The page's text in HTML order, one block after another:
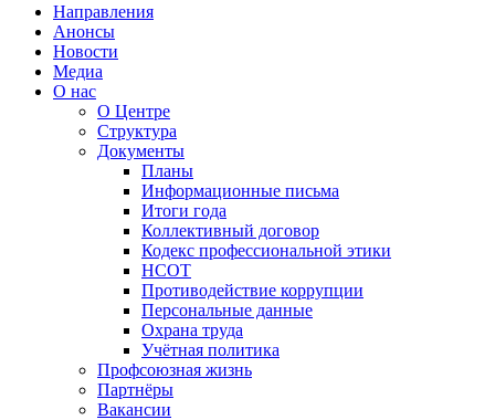
Направления
Анонсы
Новости
Медиа
О нас
О Центре
Структура
Документы
Планы
Информационные письма
Итоги года
Коллективный договор
Кодекс профессиональной этики
НСОТ
Противодействие коррупции
Персональные данные
Охрана труда
Учётная политика
Профсоюзная жизнь
Партнёры
Вакансии